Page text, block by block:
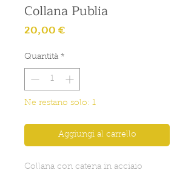
Collana Publia
20,00 €Prezzo
Quantità *
Ne restano solo: 1
Aggiungi al carrello
Collana con catena in acciaio